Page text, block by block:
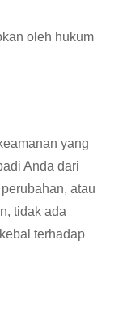
oleh hukum
yang
Anda dari
atau
tidak ada
terhadap